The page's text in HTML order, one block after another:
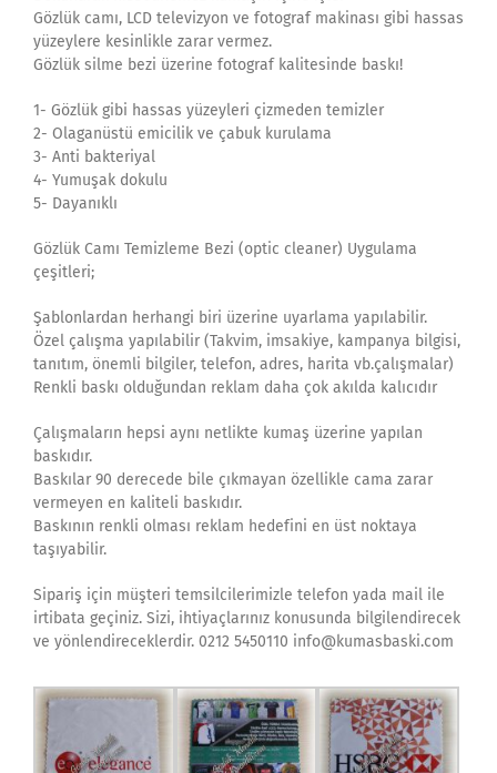
Gözlük camı, LCD televizyon ve fotograf makinası gibi hassas
yüzeylere kesinlikle zarar vermez.
Gözlük silme bezi üzerine fotograf kalitesinde baskı!
1- Gözlük gibi hassas yüzeyleri çizmeden temizler
2- Olaganüstü emicilik ve çabuk kurulama
3- Anti bakteriyal
4- Yumuşak dokulu
5- Dayanıklı
Gözlük Camı Temizleme Bezi (optic cleaner) Uygulama
çeşitleri;
Şablonlardan herhangi biri üzerine uyarlama yapılabilir.
Özel çalışma yapılabilir (Takvim, imsakiye, kampanya bilgisi,
tanıtım, önemli bilgiler, telefon, adres, harita vb.çalışmalar)
Renkli baskı olduğundan reklam daha çok akılda kalıcıdır
Çalışmaların hepsi aynı netlikte kumaş üzerine yapılan
baskıdır.
Baskılar 90 derecede bile çıkmayan özellikle cama zarar
vermeyen en kaliteli baskıdır.
Baskının renkli olması reklam hedefini en üst noktaya
taşıyabilir.
Sipariş için müşteri temsilcilerimizle telefon yada mail ile
irtibata geçiniz. Sizi, ihtiyaçlarınız konusunda bilgilendirecek
ve yönlendireceklerdir. 0212 5450110 info@kumasbaski.com